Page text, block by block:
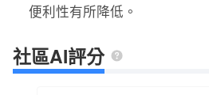
便利性有所降低。
社區AI評分